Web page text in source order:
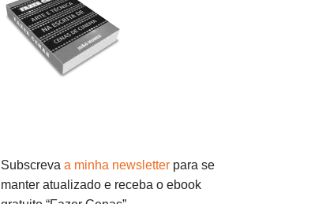
Subscreva a minha newsletter para se
manter atualizado e receba o ebook